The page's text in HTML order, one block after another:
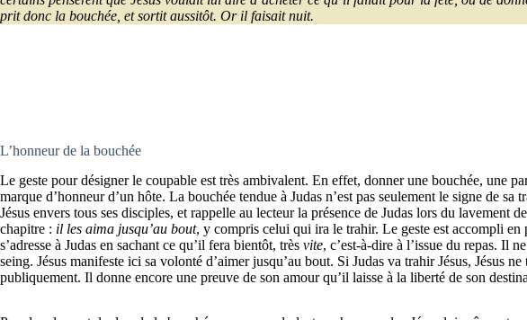
prit donc la bouchée, et sortit aussitôt. Or il faisait nuit.
L’honneur de la bouchée
Le geste pour désigner le coupable est très ambivalent. En effet, donner une bouchée, une
marque d’honneur d’un hôte. La bouchée tendue à Judas n’est pas seulement le signe de sa
Jésus envers tous ses disciples, et rappelle au lecteur la présence de Judas lors du lavement
chapitre : il les aima jusqu’au bout, y compris celui qui ira le trahir. Le geste est accompli en
s’adresse à Judas en sachant ce qu’il fera bientôt, très vite, c’est-à-dire à l’issue du repas. Il
seing. Jésus manifeste ici sa volonté d’aimer jusqu’au bout. Si Judas va trahir Jésus, Jésus
publiquement. Il donne encore une preuve de son amour qu’il laisse à la liberté de son